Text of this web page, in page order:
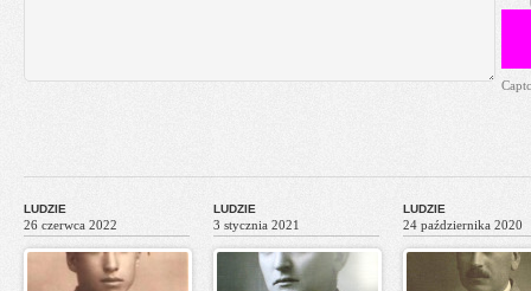
LUDZIE
26 czerwca 2022
LUDZIE
3 stycznia 2021
LUDZIE
24 października 2020